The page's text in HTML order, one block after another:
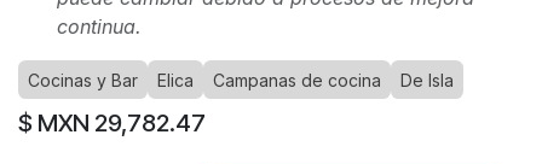
continua.
Cocinas y Bar Elica Campanas de cocina De Isla
$ MXN 29,782.47